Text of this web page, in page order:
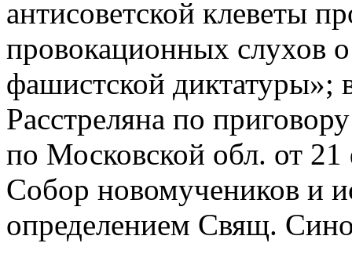
антисоветской клеветы
провокационных слухов
фашистской диктатуры»;
Расстреляна по
по Московской обл. от
Собор новомучеников и
определением Свящ.